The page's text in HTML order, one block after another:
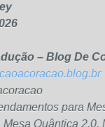
– Blog De
para
Mesa Quântica 2.0,